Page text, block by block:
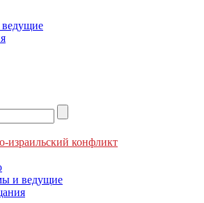
израильский конфликт
и ведущие